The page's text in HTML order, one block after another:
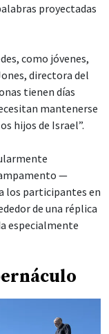
proyectadas
como jóvenes,
directora del
tienen días
mantenerse
hijos de Israel”.
—
los participantes en
de una réplica
especialmente